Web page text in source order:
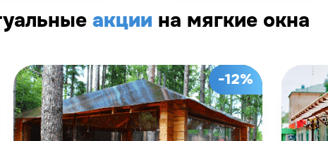
акции на мягкие окна
-12%